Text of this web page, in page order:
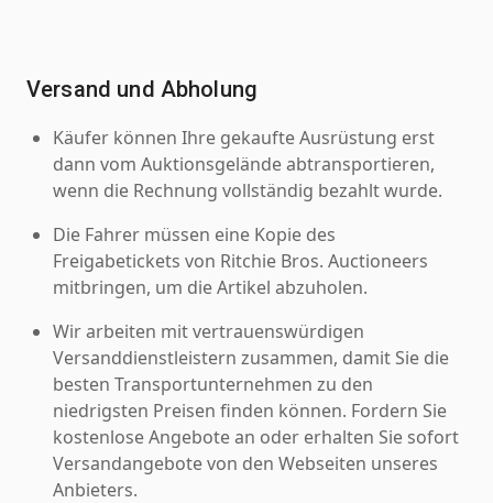
Versand und Abholung
Käufer können Ihre gekaufte Ausrüstung erst
dann vom Auktionsgelände abtransportieren,
wenn die Rechnung vollständig bezahlt wurde.
Die Fahrer müssen eine Kopie des
Freigabetickets von Ritchie Bros. Auctioneers
mitbringen, um die Artikel abzuholen.
Wir arbeiten mit vertrauenswürdigen
Versanddienstleistern zusammen, damit Sie die
besten Transportunternehmen zu den
niedrigsten Preisen finden können. Fordern Sie
kostenlose Angebote an oder erhalten Sie sofort
Versandangebote von den Webseiten unseres
Anbieters.